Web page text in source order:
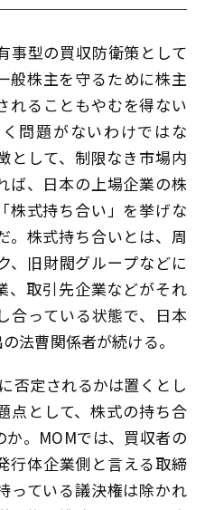
事型の買収防衛策として
般株主を守るために株主
れることもやむを得ない
問題がないわけではな
として、制限なき市場内
ば、日本の上場企業の株
株式持ち合い」を挙げな
。株式持ち合いとは、周
、旧財閥グループなどに
、取引先企業などがそれ
合っている状態で、日本
法曹関係者が続ける。
否定されるかは置くとし
点として、株式の持ち合
。MOMでは、買収者の
行体企業側と言える取締
っている議決権は除かれ